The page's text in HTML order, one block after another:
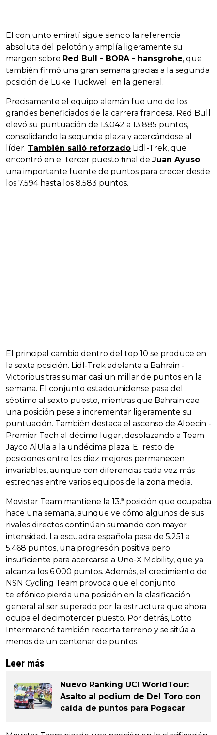
El conjunto emiratí sigue siendo la referencia
absoluta del pelotón y amplía ligeramente su
margen sobre Red Bull - BORA - hansgrohe, que
también firmó una gran semana gracias a la segunda
posición de Luke Tuckwell en la general.
Precisamente el equipo alemán fue uno de los
grandes beneficiados de la carrera francesa. Red Bull
elevó su puntuación de 13.042 a 13.885 puntos,
consolidando la segunda plaza y acercándose al
líder. También salió reforzado Lidl-Trek, que
encontró en el tercer puesto final de Juan Ayuso
una importante fuente de puntos para crecer desde
los 7.594 hasta los 8.583 puntos.
El principal cambio dentro del top 10 se produce en
la sexta posición. Lidl-Trek adelanta a Bahrain -
Victorious tras sumar casi un millar de puntos en la
semana. El conjunto estadounidense pasa del
séptimo al sexto puesto, mientras que Bahrain cae
una posición pese a incrementar ligeramente su
puntuación. También destaca el ascenso de Alpecin -
Premier Tech al décimo lugar, desplazando a Team
Jayco AlUla a la undécima plaza. El resto de
posiciones entre los diez mejores permanecen
invariables, aunque con diferencias cada vez más
estrechas entre varios equipos de la zona media.
Movistar Team mantiene la 13.ª posición que ocupaba
hace una semana, aunque ve cómo algunos de sus
rivales directos continúan sumando con mayor
intensidad. La escuadra española pasa de 5.251 a
5.468 puntos, una progresión positiva pero
insuficiente para acercarse a Uno-X Mobility, que ya
alcanza los 6.000 puntos. Además, el crecimiento de
NSN Cycling Team provoca que el conjunto
telefónico pierda una posición en la clasificación
general al ser superado por la estructura que ahora
ocupa el decimotercer puesto. Por detrás, Lotto
Intermarché también recorta terreno y se sitúa a
menos de un centenar de puntos.
Leer más
Nuevo Ranking UCI WorldTour:
Asalto al podium de Del Toro con
caída de puntos para Pogacar